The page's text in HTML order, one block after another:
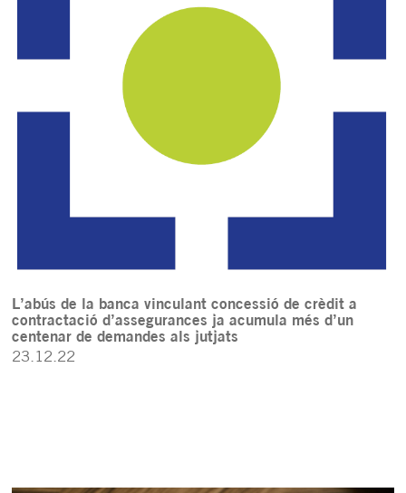
L’abús de la banca vinculant concessió de crèdit a
contractació d’assegurances ja acumula més d’un
centenar de demandes als jutjats
23.12.22